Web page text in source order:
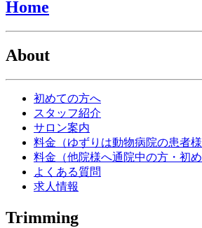
Home
About
初めての方へ
スタッフ紹介
サロン案内
料金（ゆずりは動物病院の患者様
料金（他院様へ通院中の方・初め
よくある質問
求人情報
Trimming